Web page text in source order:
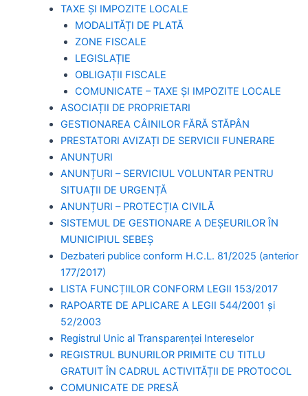
TAXE ȘI IMPOZITE LOCALE
MODALITĂȚI DE PLATĂ
ZONE FISCALE
LEGISLAȚIE
OBLIGAȚII FISCALE
COMUNICATE – TAXE ȘI IMPOZITE LOCALE
ASOCIAȚII DE PROPRIETARI
GESTIONAREA CÂINILOR FĂRĂ STĂPÂN
PRESTATORI AVIZAȚI DE SERVICII FUNERARE
ANUNȚURI
ANUNȚURI – SERVICIUL VOLUNTAR PENTRU
SITUAȚII DE URGENȚĂ
ANUNȚURI – PROTECȚIA CIVILĂ
SISTEMUL DE GESTIONARE A DEȘEURILOR ÎN
MUNICIPIUL SEBEȘ
Dezbateri publice conform H.C.L. 81/2025 (anterior
177/2017)
LISTA FUNCȚIILOR CONFORM LEGII 153/2017
RAPOARTE DE APLICARE A LEGII 544/2001 și
52/2003
Registrul Unic al Transparenței Intereselor
REGISTRUL BUNURILOR PRIMITE CU TITLU
GRATUIT ÎN CADRUL ACTIVITĂȚII DE PROTOCOL
COMUNICATE DE PRESĂ